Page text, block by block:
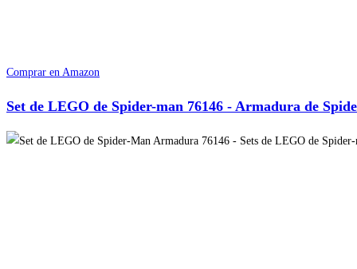
Comprar en Amazon
Set de LEGO de Spider-man 76146 - Armadura de